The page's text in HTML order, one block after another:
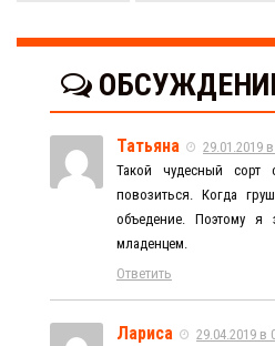
Татьяна
29.01.2019
Такой чудесный сорт
повозиться. Когда
объедение. Поэтому
младенцем.
Ответить
Лариса
29.04.2019 в